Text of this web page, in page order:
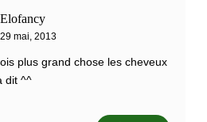
Elofancy
29 mai, 2013
plus grand chose les cheveux
dit ^^